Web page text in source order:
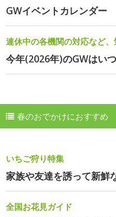
GWイベントカレンダー
連休中の各機関の対応など
今年(2026年)のGWはい
春のおでかけにおすすめ
いちご狩り特集
家族や友達を誘って新鮮
全国お花見ガイド